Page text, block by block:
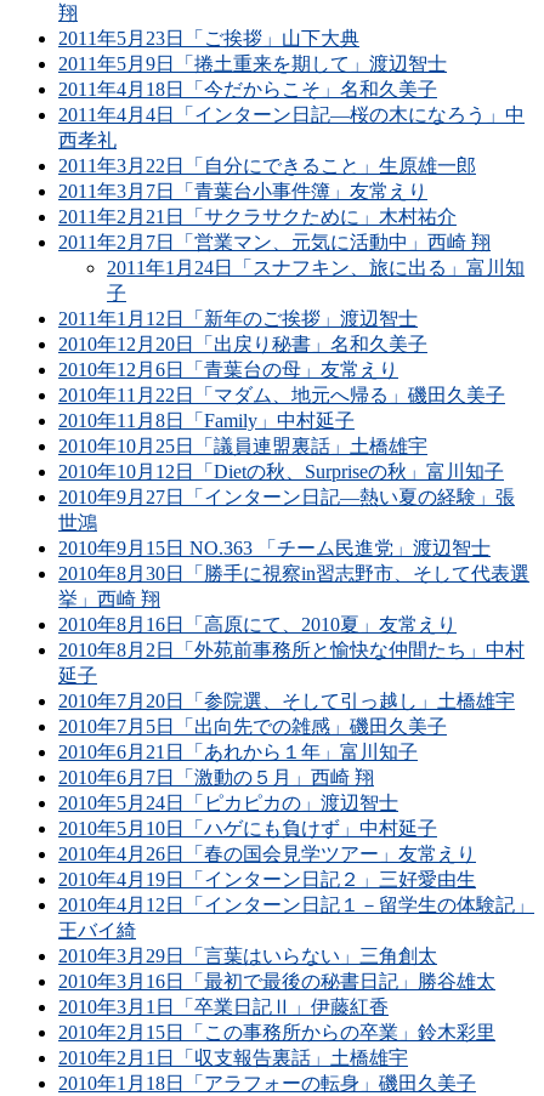
翔
2011年5月23日「ご挨拶」山下大典
2011年5月9日「捲土重来を期して」渡辺智士
2011年4月18日「今だからこそ」名和久美子
2011年4月4日「インターン日記―桜の木になろう」中
西孝礼
2011年3月22日「自分にできること」生原雄一郎
2011年3月7日「青葉台小事件簿」友常えり
2011年2月21日「サクラサクために」木村祐介
2011年2月7日「営業マン、元気に活動中」西崎 翔
2011年1月24日「スナフキン、旅に出る」富川知
子
2011年1月12日「新年のご挨拶」渡辺智士
2010年12月20日「出戻り秘書」名和久美子
2010年12月6日「青葉台の母」友常えり
2010年11月22日「マダム、地元へ帰る」磯田久美子
2010年11月8日「Family」中村延子
2010年10月25日「議員連盟裏話」土橋雄宇
2010年10月12日「Dietの秋、Surpriseの秋」富川知子
2010年9月27日「インターン日記―熱い夏の経験」張
世鴻
2010年9月15日 NO.363 「チーム民進党」渡辺智士
2010年8月30日「勝手に視察in習志野市、そして代表選
挙」西崎 翔
2010年8月16日「高原にて、2010夏」友常えり
2010年8月2日「外苑前事務所と愉快な仲間たち」中村
延子
2010年7月20日「参院選、そして引っ越し」土橋雄宇
2010年7月5日「出向先での雑感」磯田久美子
2010年6月21日「あれから１年」富川知子
2010年6月7日「激動の５月」西崎 翔
2010年5月24日「ピカピカの」渡辺智士
2010年5月10日「ハゲにも負けず」中村延子
2010年4月26日「春の国会見学ツアー」友常えり
2010年4月19日「インターン日記２」三好愛由生
2010年4月12日「インターン日記１－留学生の体験記」
王バイ綺
2010年3月29日「言葉はいらない」三角創太
2010年3月16日「最初で最後の秘書日記」勝谷雄太
2010年3月1日「卒業日記Ⅱ」伊藤紅香
2010年2月15日「この事務所からの卒業」鈴木彩里
2010年2月1日「収支報告裏話」土橋雄宇
2010年1月18日「アラフォーの転身」磯田久美子